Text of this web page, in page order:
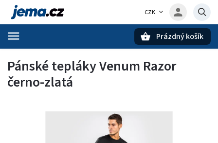
CZK
Prázdný košík
Pánské tepláky Venum Razor
černo-zlatá